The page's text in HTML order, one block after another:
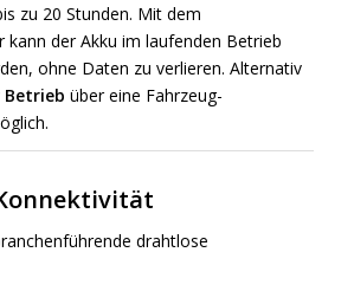
zu 20 Stunden. Mit dem
kann der Akku im laufenden Betrieb
ohne Daten zu verlieren. Alternativ
über eine Fahrzeug-
drahtlose